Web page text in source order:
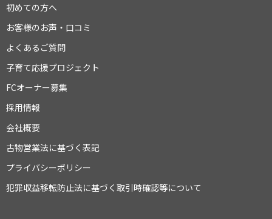
初めての方へ
お客様のお声・口コミ
よくあるご質問
子育て応援プロジェクト
FCオーナー募集
採用情報
会社概要
古物営業法に基づく表記
プライバシーポリシー
犯罪収益移転防止法に基づく取引時確認等について